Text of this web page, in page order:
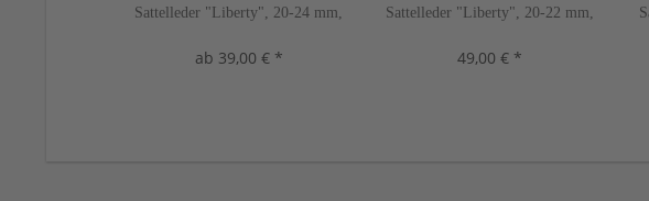
Sattelleder "Liberty", 20-24 mm,
ab 39,00 € *
Sattelleder "Liberty", 20-22 mm,
49,00 € *